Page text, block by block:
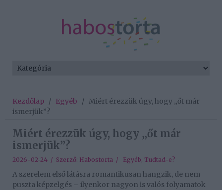
Kezdőlap / Egyéb / Miért érezzük úgy, hogy „őt már
ismerjük”?
Miért érezzük úgy, hogy „őt már
ismerjük”?
2026-02-24 / Szerző: Habostorta / Egyéb, Tudtad-e?
A szerelem első látásra romantikusan hangzik, de nem
puszta képzelgés – ilyenkor nagyon is valós folyamatok